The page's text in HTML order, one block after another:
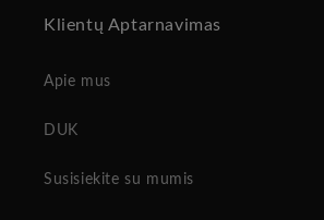
Klientų Aptarnavimas
Apie mus
DUK
Susisiekite su mumis